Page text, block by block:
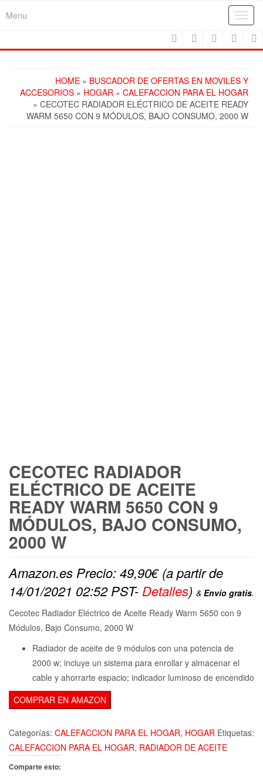
Menu
HOME » BUSCADOR DE OFERTAS EN MOVILES Y
ACCESORIOS » HOGAR » CALEFACCION PARA EL HOGAR
» CECOTEC RADIADOR ELÉCTRICO DE ACEITE READY
WARM 5650 CON 9 MÓDULOS, BAJO CONSUMO, 2000 W
CECOTEC RADIADOR
ELÉCTRICO DE ACEITE
READY WARM 5650 CON 9
MÓDULOS, BAJO CONSUMO,
2000 W
Amazon.es Precio:49,90€(a partir de
14/01/2021 02:52 PST- Detalles) & Envío gratis.
Cecotec Radiador Eléctrico de Aceite Ready Warm 5650 con 9
Módulos, Bajo Consumo, 2000 W
Radiador de aceite de 9 módulos con una potencia de
2000 w; incluye un sistema para enrollar y almacenar el
cable y ahorrarte espacio; indicador luminoso de encendido
COMPRAR EN AMAZON
Categorías: CALEFACCION PARA EL HOGAR, HOGAR Etiquetas:
CALEFACCION PARA EL HOGAR, RADIADOR DE ACEITE
Comparte esto: